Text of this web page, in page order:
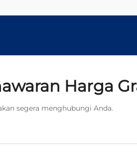
Harga
segera menghubungi Anda.